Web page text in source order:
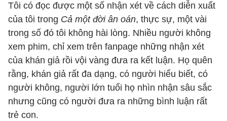
Tôi có đọc được một số nhận xét về cách diễn xuất
của tôi trong Cả một đời ân oán, thực sự, một vài
trong số đó tôi không hài lòng. Nhiều người không
xem phim, chỉ xem trên fanpage những nhận xét
của khán giả rồi vội vàng đưa ra kết luận. Họ quên
rằng, khán giả rất đa dạng, có người hiểu biết, có
người không, người lớn tuổi họ nhìn nhận sâu sắc
nhưng cũng có người đưa ra những bình luận rất
trẻ con.